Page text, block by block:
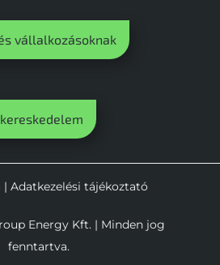
vállalkozásoknak
| Adatkezelési tájékoztató
Energy Kft. | Minden jog
fenntartva.